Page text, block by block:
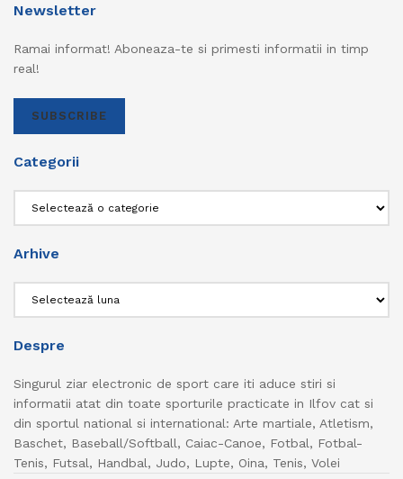
Newsletter
Ramai informat! Aboneaza-te si primesti informatii in timp
real!
SUBSCRIBE
Categorii
Arhive
Despre
Singurul ziar electronic de sport care iti aduce stiri si
informatii atat din toate sporturile practicate in Ilfov cat si
din sportul national si international: Arte martiale, Atletism,
Baschet, Baseball/Softball, Caiac-Canoe, Fotbal, Fotbal-
Tenis, Futsal, Handbal, Judo, Lupte, Oina, Tenis, Volei